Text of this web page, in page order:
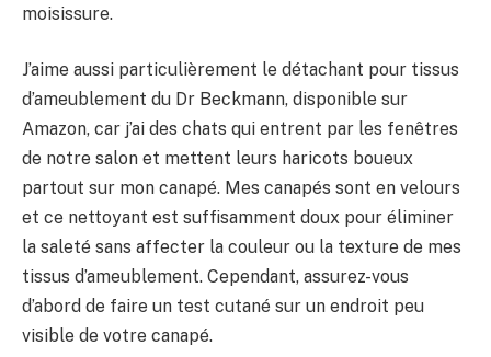
moisissure.
J’aime aussi particulièrement le détachant pour tissus
d’ameublement du Dr Beckmann, disponible sur
Amazon, car j’ai des chats qui entrent par les fenêtres
de notre salon et mettent leurs haricots boueux
partout sur mon canapé. Mes canapés sont en velours
et ce nettoyant est suffisamment doux pour éliminer
la saleté sans affecter la couleur ou la texture de mes
tissus d’ameublement. Cependant, assurez-vous
d’abord de faire un test cutané sur un endroit peu
visible de votre canapé.